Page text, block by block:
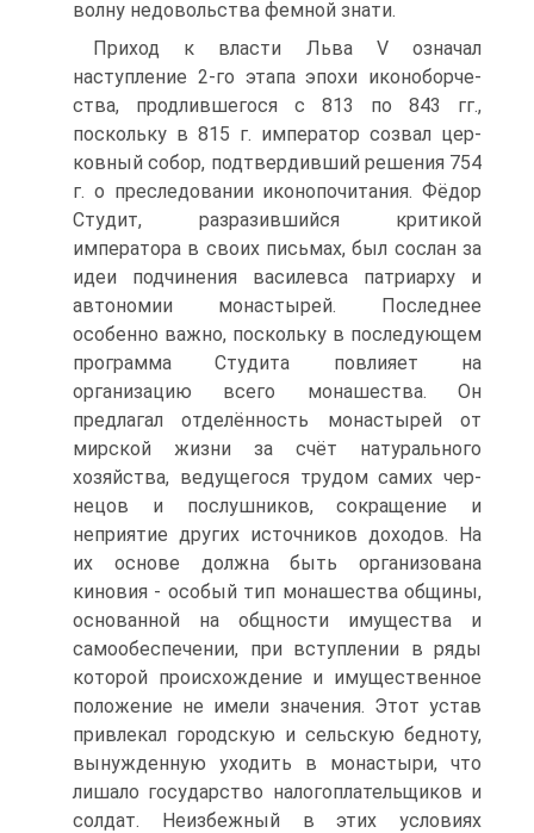
волну недовольства фемной знати.
Приход к власти Льва V означал
наступление 2-го этапа эпохи иконоборче­
ства, продлившегося с 813 по 843 гг.,
поскольку в 815 г. император созвал цер­
ковный собор, подтвердивший решения 754
г. о преследовании иконопочитания. Фёдор
Студит, разразившийся критикой
императора в своих письмах, был со­слан за
идеи подчинения василевса патриарху и
автономии монастырей. Послед­нее
особенно важно, поскольку в последующем
программа Студита повлияет на
организацию всего монашества. Он
предлагал отделённость монастырей от
мирской жизни за счёт натурального
хозяйства, ведущегося трудом самих чер­
нецов и послушников, сокращение и
неприятие других источников доходов. На
их основе должна быть организована
киновия - особый тип монашества общи­ны,
основанной на общности имущества и
самообеспечении, при вступлении в ряды
которой происхождение и имущественное
положение не имели значения. Этот устав
привлекал городскую и сельскую бедноту,
вынужденную уходить в монастыри, что
лишало государство налогоплательщиков и
солдат. Неизбеж­ный в этих условиях